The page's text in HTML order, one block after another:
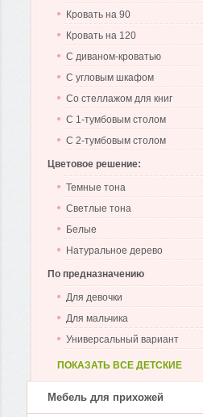
Кровать на 90
Кровать на 120
С диваном-кроватью
С угловым шкафом
Со стеллажом для книг
С 1-тумбовым столом
С 2-тумбовым столом
Цветовое решение:
Темные тона
Светлые тона
Белые
Натуральное дерево
По предназначению
Для девочки
Для мальчика
Универсальный вариант
ПОКАЗАТЬ ВСЕ ДЕТСКИЕ
Мебель для прихожей